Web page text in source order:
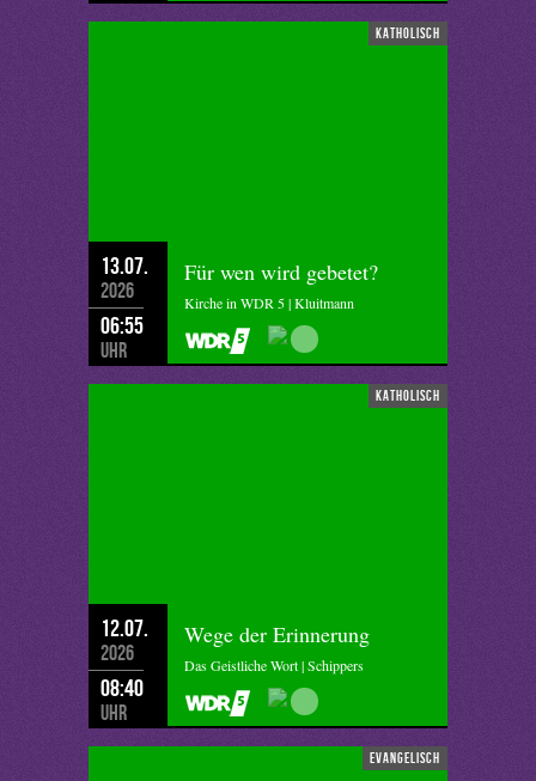
katholisch
13.07.
2026
06:55
Uhr
Für wen wird gebetet?
Kirche in WDR 5 | Kluitmann
katholisch
12.07.
2026
08:40
Uhr
Wege der Erinnerung
Das Geistliche Wort | Schippers
evangelisch